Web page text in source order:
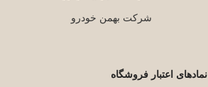
شرکت بهمن خودرو
نمادهای اعتبار فروشگاه